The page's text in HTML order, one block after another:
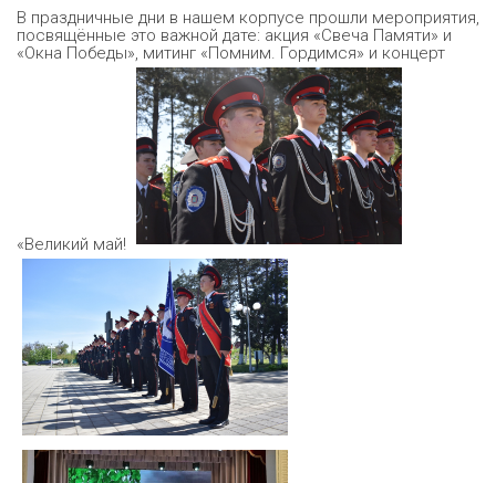
В праздничные дни в нашем корпусе прошли мероприятия,
посвящённые это важной дате: акция «Свеча Памяти» и
«Окна Победы», митинг «Помним. Гордимся» и концерт
«Великий май!